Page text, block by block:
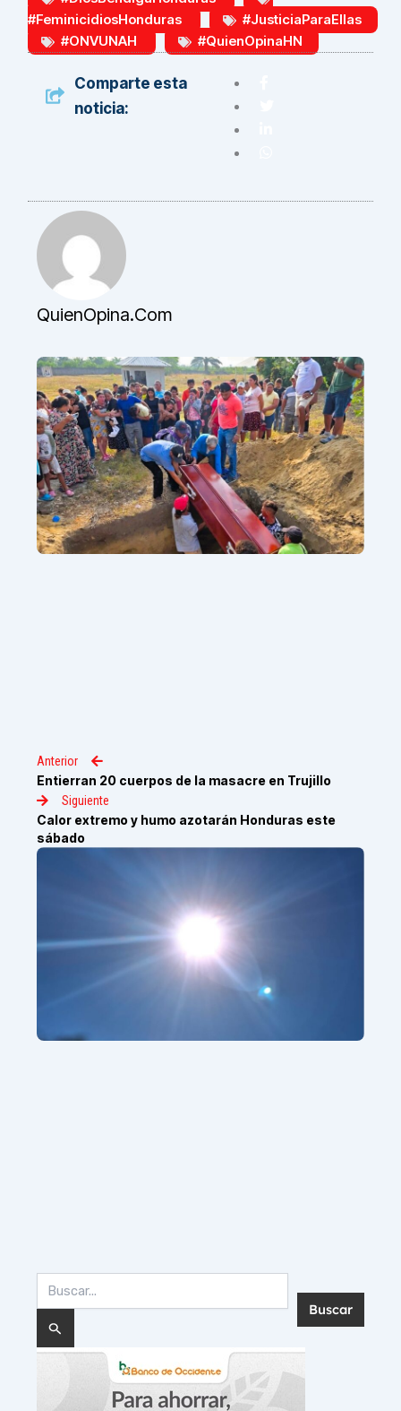
#FeminicidiosHonduras
#JusticiaParaEllas
#ONVUNAH
#QuienOpinaHN
Comparte esta
noticia:
QuienOpina.com
Anterior
Entierran 20 cuerpos de la masacre en Trujillo
Siguiente
Calor extremo y humo azotarán Honduras este
sábado
por: